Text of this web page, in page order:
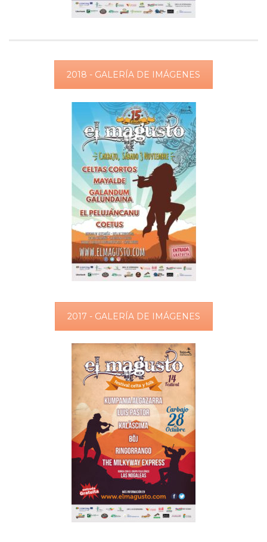
2018 - GALERÍA DE IMÁGENES
2017 - GALERÍA DE IMÁGENES